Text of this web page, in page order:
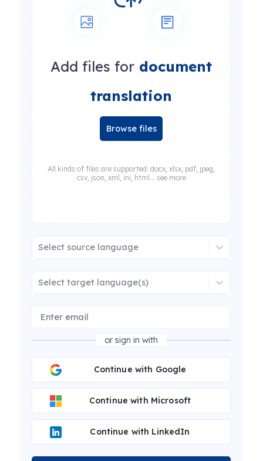
Add files for document
translation
Browse files
All kinds of files are supported: docx, xlsx, pdf, jpeg,
csv, json, xml, ini, html... see more
Select source language
Select target language(s)
or sign in with
Continue with Google
Continue with Microsoft
Continue with LinkedIn